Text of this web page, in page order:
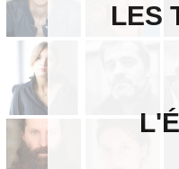
LES